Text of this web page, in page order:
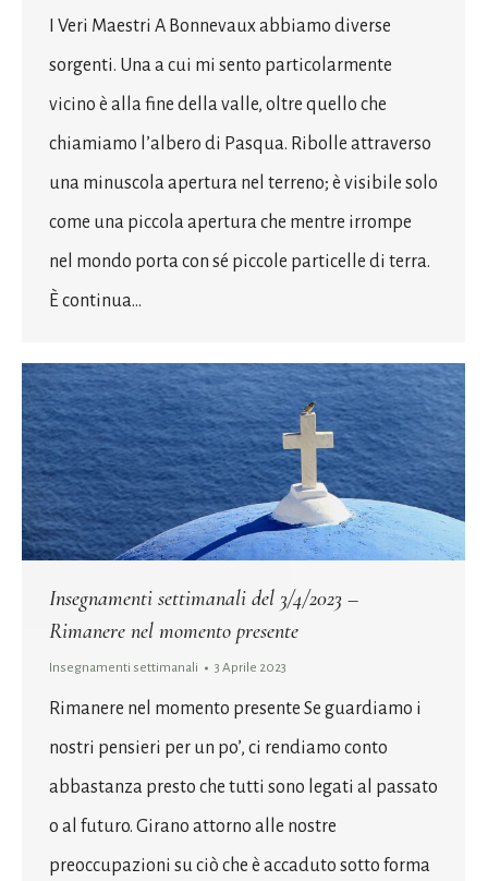
I Veri Maestri A Bonnevaux abbiamo diverse
sorgenti. Una a cui mi sento particolarmente
vicino è alla fine della valle, oltre quello che
chiamiamo l’albero di Pasqua. Ribolle attraverso
una minuscola apertura nel terreno; è visibile solo
come una piccola apertura che mentre irrompe
nel mondo porta con sé piccole particelle di terra.
È continua…
Insegnamenti settimanali del 3/4/2023 –
Rimanere nel momento presente
Insegnamenti settimanali 3 Aprile 2023
Rimanere nel momento presente Se guardiamo i
nostri pensieri per un po’, ci rendiamo conto
abbastanza presto che tutti sono legati al passato
o al futuro. Girano attorno alle nostre
preoccupazioni su ciò che è accaduto sotto forma